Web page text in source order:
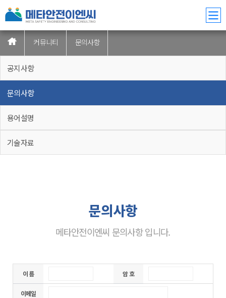
공지사항
문의사항
용어설명
기술자료
커뮤니티 문의사항
문의사항
메타안전이엔씨 문의사항 입니다.
이 름 암 호
이메일